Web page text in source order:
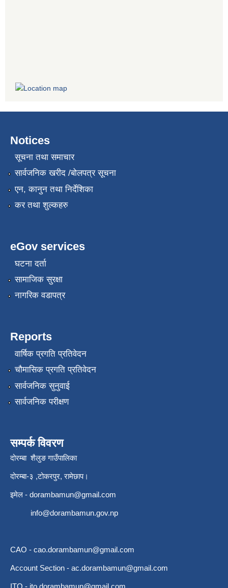
Notices
सूचना तथा समाचार
सार्वजनिक खरीद /बोलपत्र सूचना
एन, कानुन तथा निर्देशिका
कर तथा शुल्कहरु
eGov services
घटना दर्ता
सामाजिक सुरक्षा
नागरिक वडापत्र
Reports
वार्षिक प्रगति प्रतिवेदन
चौमासिक प्रगति प्रतिवेदन
सार्वजनिक सुनुवाई
सार्वजनिक परीक्षण
सम्पर्क विवरण
दोरम्बा शैलुङ गाउँपालिका
दोरम्बा-३ ,टोकरपुर, रामेछाप।
इमेल - dorambamun@gmail.com
info@dorambamun.gov.np
CAO - cao.dorambamun@gmail.com
Account Section - ac.dorambamun@gmail.com
ITO - ito.dorambamun@gmail.com